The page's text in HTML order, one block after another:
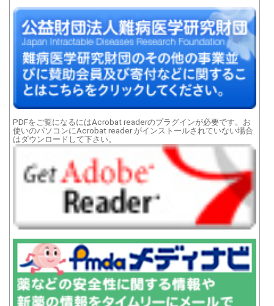
PDFをご覧になるにはAcrobat readerのプラグインが必要です。お
使いのパソコンにAcrobat reader がインストールされていない場合
はダウンロードして下さい。